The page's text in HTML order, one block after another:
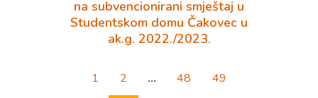
na subvencionirani smještaj u
Studentskom domu Čakovec u
ak.g. 2022./2023.
1 2 … 48
49